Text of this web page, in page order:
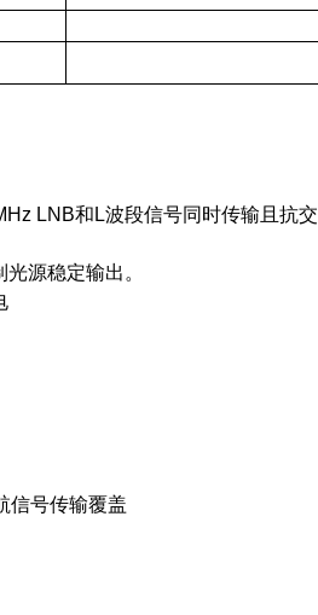
LNB和L波段信号同时传输且抗
源稳定输出。
号传输覆盖